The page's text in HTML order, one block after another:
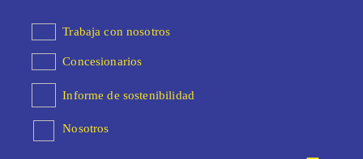
Trabaja con nosotros
Concesionarios
Informe de sostenibilidad
Nosotros